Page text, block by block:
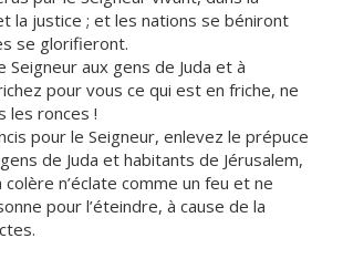
la justice ; et les nations se béniront
se glorifieront.
Seigneur aux gens de Juda et à
pour vous ce qui est en friche, ne
les ronces !
pour le Seigneur, enlevez le prépuce
de Juda et habitants de Jérusalem,
n’éclate comme un feu et ne
pour l’éteindre, à cause de la